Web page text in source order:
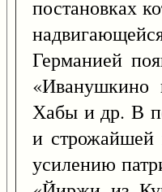
постановках
Германией
«Иванушкино
Хабы и др. В
и строжайшей
усилению